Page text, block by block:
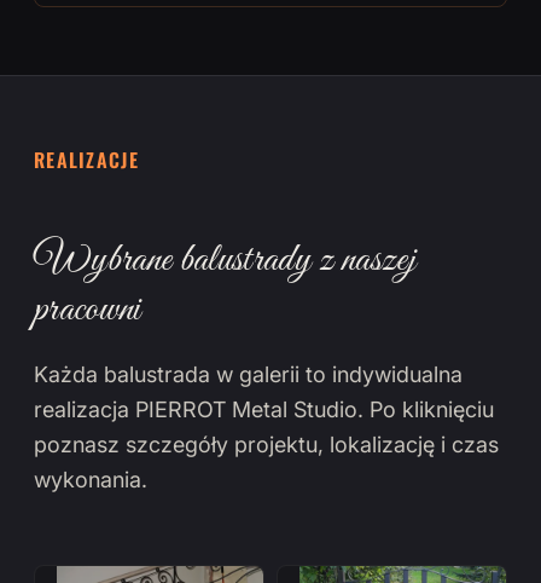
REALIZACJE
Wybrane balustrady z naszej
pracowni
Każda balustrada w galerii to indywidualna
realizacja PIERROT Metal Studio. Po kliknięciu
poznasz szczegóły projektu, lokalizację i czas
wykonania.